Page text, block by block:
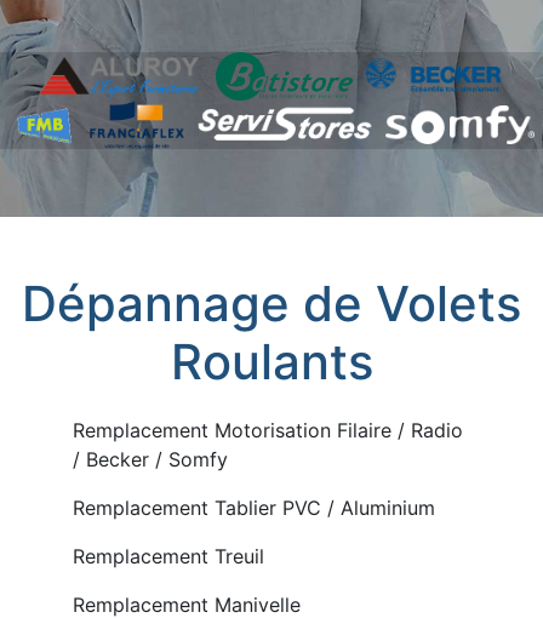
Dépannage de Volets
Roulants
Remplacement Motorisation Filaire / Radio
/ Becker / Somfy
Remplacement Tablier PVC / Aluminium
Remplacement Treuil
Remplacement Manivelle